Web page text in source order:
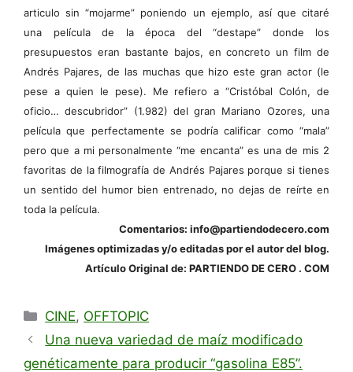
articulo sin “mojarme” poniendo un ejemplo, así que citaré
una película de la época del “destape” donde los
presupuestos eran bastante bajos, en concreto un film de
Andrés Pajares, de las muchas que hizo este gran actor (le
pese a quien le pese). Me refiero a “Cristóbal Colón, de
oficio… descubridor” (1.982) del gran Mariano Ozores, una
película que perfectamente se podría calificar como “mala”
pero que a mi personalmente “me encanta” es una de mis 2
favoritas de la filmografía de Andrés Pajares porque si tienes
un sentido del humor bien entrenado, no dejas de reírte en
toda la película.
Comentarios: info@partiendodecero.com
Imágenes optimizadas y/o editadas por el autor del blog.
Artículo Original de: PARTIENDO DE CERO . COM
Categorías
CINE, OFFTOPIC
Una nueva variedad de maíz modificado
genéticamente para producir “gasolina E85”.